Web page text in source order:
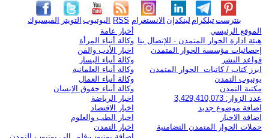
الفيسبوك التويتر اليوتيوب RSS الانستغرام لينكدإن تيلكرامبنترست
الموقع الرئيسي
هيئة ادارة الحوار المتمدن - للإتصال بنا
إحصائيات مؤسسة الحوار المتمدن
قواعد النشر
ابرز كتاب / كاتبات الحوار المتمدن
يوتيوب التمدن
مكتبة التمدن
عدد الزوار: 3,429,410,073
اضافة موضوع جديد
اضافة الاخبار
حملات الحوار المتمدن التضامنية
أخبار عامة
وكالة أنباء المرأة
اخبار الأدب والفن
وكالة أنباء اليسار
وكالة أنباء العلمانية
وكالة أنباء العمال
وكالة أنباء حقوق الإنسان
اخبار الرياضة
اخبار الاقتصاد
اخبار الطب والعلوم
اخبار التمدن